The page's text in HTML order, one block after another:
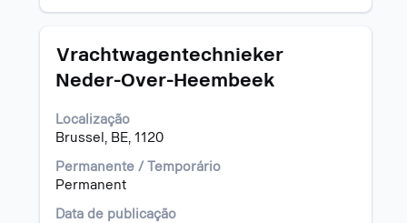
dela.
Título
Vrachtwagentechnieker
Neder-Over-Heembeek
Localização
Brussel, BE, 1120
Permanente / Temporário
Permanent
Data de publicação
Selecione
vaga
a
barra
de
espaço
para